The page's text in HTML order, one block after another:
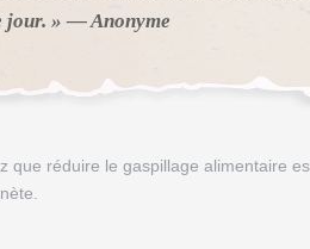
jour. » — Anonyme
que réduire le gaspillage alimentaire